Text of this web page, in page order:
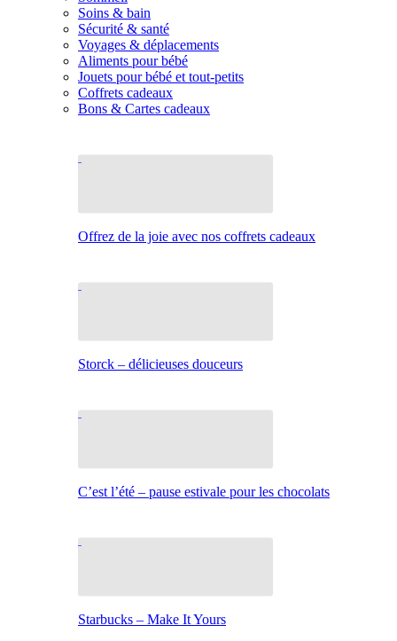
Soins & bain
Sécurité & santé
Voyages & déplacements
Aliments pour bébé
Jouets pour bébé et tout-petits
Coffrets cadeaux
Bons & Cartes cadeaux
Offrez de la joie avec nos coffrets cadeaux
Storck – délicieuses douceurs
C’est l’été – pause estivale pour les chocolats
Starbucks – Make It Yours